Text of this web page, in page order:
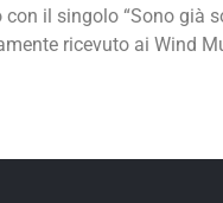
il singolo “Sono già
ricevuto ai Wind